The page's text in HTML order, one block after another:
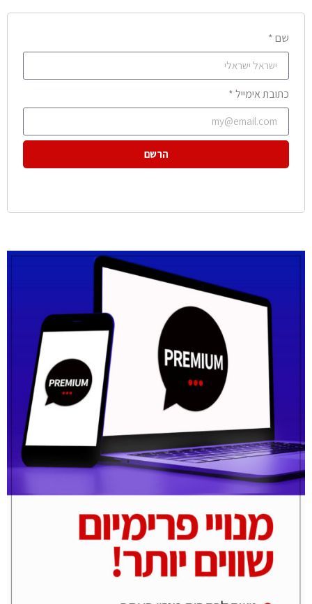
שם *
כתובת אימייל *
הרשם